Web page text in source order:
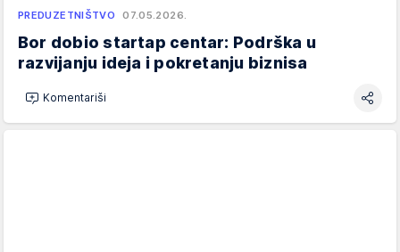
PREDUZETNIŠTVO 07.05.2026.
Bor dobio startap centar: Podrška u
razvijanju ideja i pokretanju biznisa
Komentariši